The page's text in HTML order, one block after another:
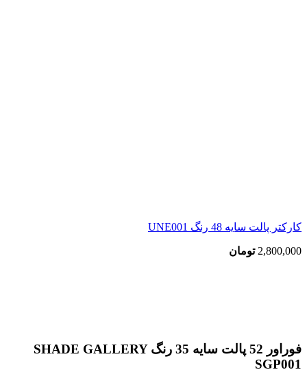
کارکتر پالت سایه 48 رنگ UNE001
2,800,000 تومان
فوراور 52 پالت سایه 35 رنگ SHADE GALLERY
SGP001